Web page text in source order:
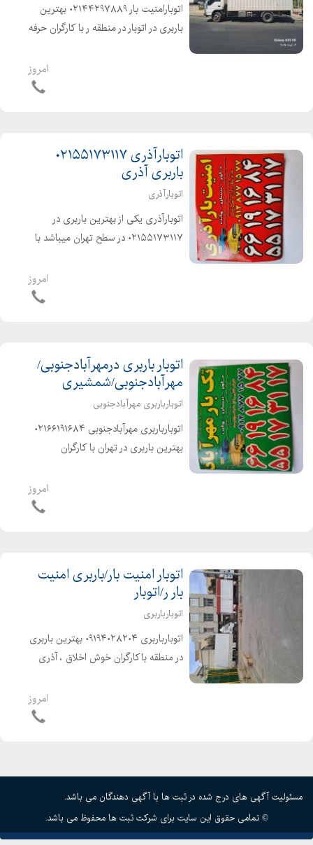
اتوبارامنیت بار ۰۲۱۴۴۲۹۷۸۸۹ بهترین
باربری در اتوبار در منطقه ر با کارگران حرفه
انواع ماشینهای مکت شده پتودار شهر وامروز
اتوبارآذری ۰۲۱۵۵۱۷۳۱۱۷
باربری آذری
اتوبارآذری
اتوبارآذری یکی از بهترین باربری در
۰۲۱۵۵۱۷۳۱۱۷ در سطح تهران میباشد با
آذری زبان و منصف در خدمت شماست
دارای انواع ماشینهای مکت شده و پتودار
امروز
اتوبار باربری درمهرآبادجنوبی/
مهرآبادجنوبی/شمشیری
اتوبارباربری مهرآبادجنوبی
اتوبارباربری مهرآبادجنوبی ۰۲۱۶۶۱۹۱۶۸۴
بهترین باربری در تهران با کارگران
امروز
اتوبار امنیت بار/باربری امنیت
بار ر/اتوبار
اتوبارباربری
اتوبارباربری ۰۹۱۹۴۰۲۸۲۰۴ بهترین باربری
در منطقه باکارگران خوش اخلاق ، آذری
میباشد شهر و شهرستان کارگر خالی را ازامروز
مسئولیت آگهی های درج شده در ثبت ها با آگهی دهندگان می باشد.
© تمامی حقوق این سایت برای شرکت ثبت ها محفوظ می باشد.